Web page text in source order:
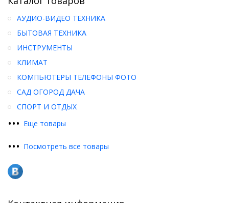
••• Еще товары
АУДИО-ВИДЕО ТЕХНИКА
БЫТОВАЯ ТЕХНИКА
ИНСТРУМЕНТЫ
КЛИМАТ
КОМПЬЮТЕРЫ ТЕЛЕФОНЫ ФОТО
САД ОГОРОД ДАЧА
СПОРТ И ОТДЫХ
••• Посмотреть все товары